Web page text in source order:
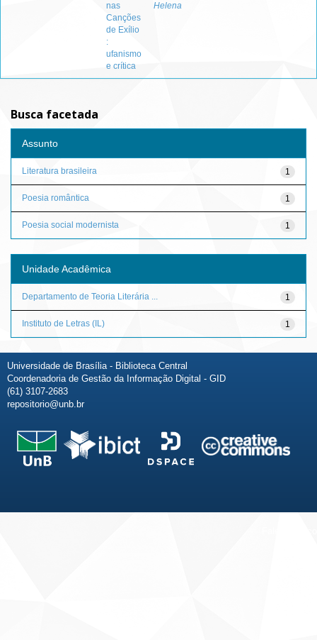
nas
Canções
de Exílio
:
ufanismo
e crítica
Helena
Busca facetada
Assunto
1
Literatura brasileira
1
Poesia romântica
1
Poesia social modernista
Unidade Acadêmica
1
Departamento de Teoria Literária ...
1
Instituto de Letras (IL)
Universidade de Brasília - Biblioteca Central
Coordenadoria de Gestão da Informação Digital - GID
(61) 3107-2683
repositorio@unb.br